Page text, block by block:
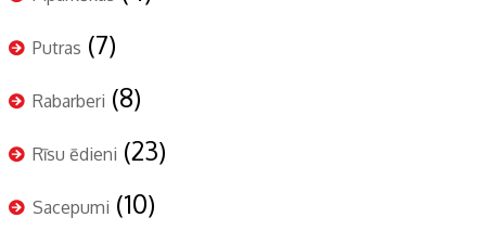
Putras (7)
Rabarberi (8)
Rīsu ēdieni (23)
Sacepumi (10)